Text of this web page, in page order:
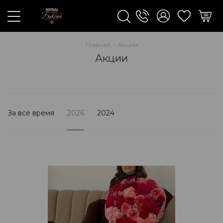
Главная - Акции
Акции
За все время 2026 2024